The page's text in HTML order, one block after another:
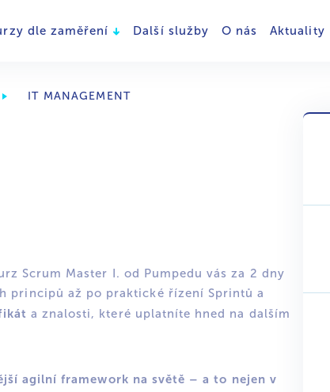
dle zaměření Další služby O nás Aktuality
IT MANAGEMENT
Scrum Master I. od Pumpedu vás za 2 dny
principů až po praktické řízení Sprintů a
a znalosti, které uplatníte hned na dalším
agilní framework na světě – a to nejen v